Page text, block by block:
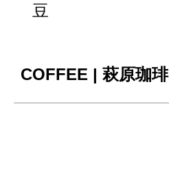
豆
COFFEE | 萩原珈琲